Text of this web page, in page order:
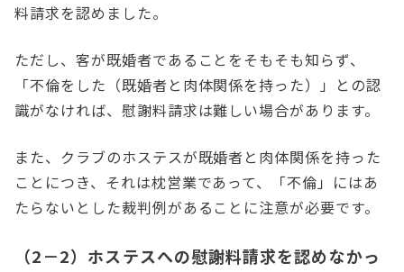
料請求を認めました。
ただし、客が既婚者であることをそもそも知らず、
「不倫をした（既婚者と肉体関係を持った）」との認
識がなければ、慰謝料請求は難しい場合があります。
また、クラブのホステスが既婚者と肉体関係を持った
ことにつき、それは枕営業であって、「不倫」にはあ
たらないとした裁判例があることに注意が必要です。
（2－2）ホステスへの慰謝料請求を認めなかっ